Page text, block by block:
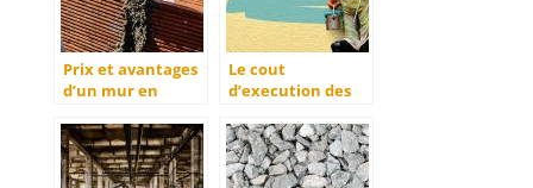
Prix et avantages
d’un mur en
Le cout
d’execution des
peinture en
fonction de la
surface